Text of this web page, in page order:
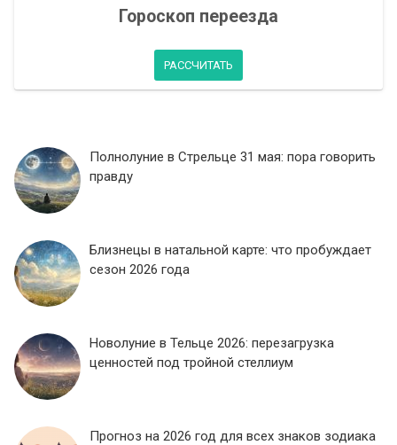
Гороскоп переезда
РАССЧИТАТЬ
Полнолуние в Стрельце 31 мая: пора говорить
правду
Близнецы в натальной карте: что пробуждает
сезон 2026 года
Новолуние в Тельце 2026: перезагрузка
ценностей под тройной стеллиум
Прогноз на 2026 год для всех знаков зодиака